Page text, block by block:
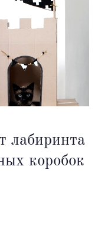
лабиринта
коробок